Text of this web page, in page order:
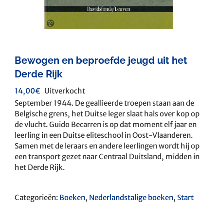
Bewogen en beproefde jeugd uit het
Derde Rijk
14,00€ Uitverkocht
September 1944. De geallieerde troepen staan aan de
Belgische grens, het Duitse leger slaat hals over kop op
de vlucht. Guido Becarren is op dat moment elf jaar en
leerling in een Duitse eliteschool in Oost-Vlaanderen.
Samen met de leraars en andere leerlingen wordt hij op
een transport gezet naar Centraal Duitsland, midden in
het Derde Rijk.
Categorieën: Boeken, Nederlandstalige boeken, Start